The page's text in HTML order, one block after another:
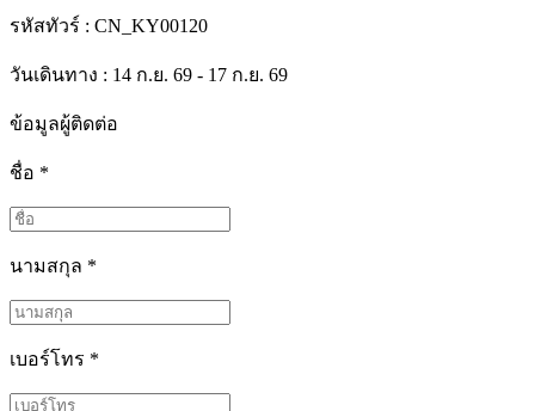
รหัสทัวร์ : CN_KY00120
วันเดินทาง : 14 ก.ย. 69 - 17 ก.ย. 69
ข้อมูลผู้ติดต่อ
ชื่อ *
นามสกุล *
เบอร์โทร *